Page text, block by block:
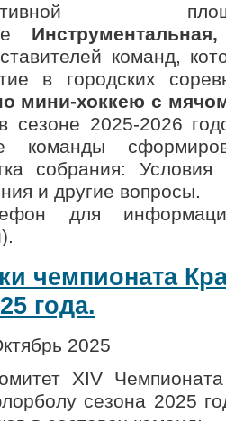
команд,
в городских
мини-хоккею с
сезоне 2025-2026
команды
собрания:
и другие вопросы.
для
чемпионата
года.
2025
XIV
сезона 2025